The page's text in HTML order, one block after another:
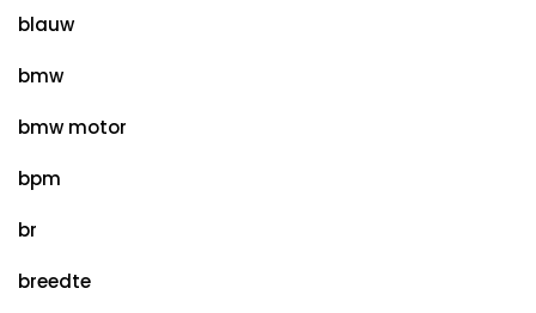
blauw
bmw
bmw motor
bpm
br
breedte